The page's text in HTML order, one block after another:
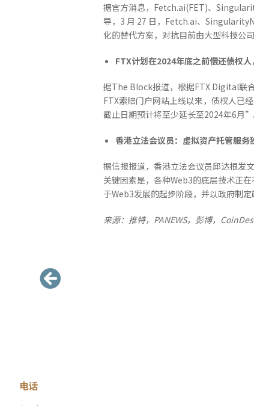
据官方消息，Fetch.ai(FET)、
导，3 月 27 日，Fetch.ai、
化的替代方案，对抗目前由大型科技公司
FTX计划在2024年底之前偿还债权
据The Block报道，根据FTX Digital联
FTX索赔门户网站上线以来，债权人已
截止日期预计将至少延长至2024年6月
香港立法会议员：虚拟资产托管服务
据信报报道，香港立法会议员邱达根发
关键因素是，各种Web3的底层技术正
于Web3发展的起步阶段，并以政府制定
来源：推特， PANEWS，彭博，
电话